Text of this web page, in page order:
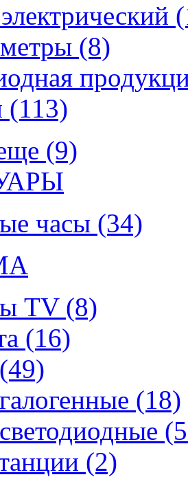
(8)
(113)
(9)
часы (34)
TV (8)
(16)
(49)
(18)
(2)